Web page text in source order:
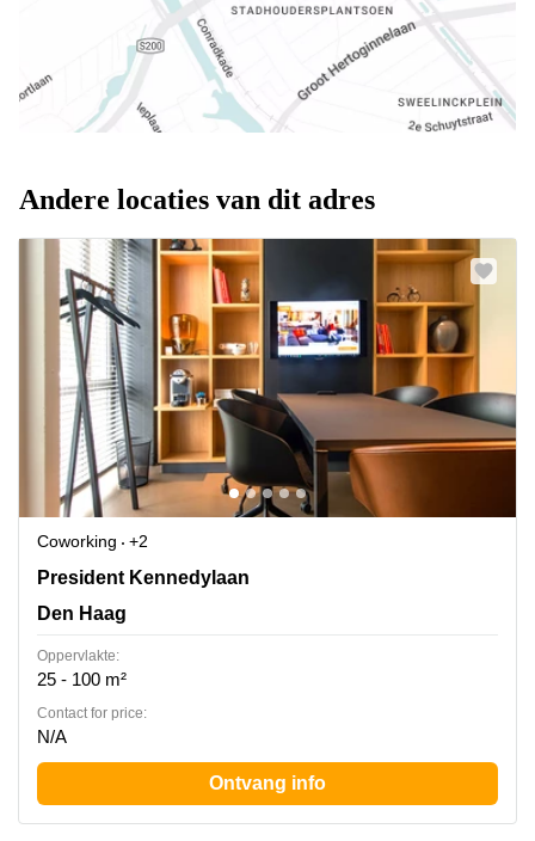
Andere locaties van dit adres
Coworking
+2
President Kennedylaan 19, Den Haag, Den Haag
President Kennedylaan
Den Haag
Oppervlakte:
25 - 100 m²
Contact for price:
N/A
Ontvang info